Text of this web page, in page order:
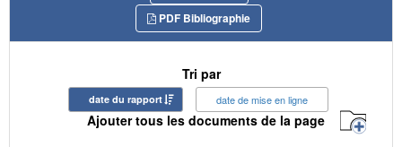
PDF Bibliographie
Tri par
date du rapport date de mise en ligne
Ajouter tous les documents de la page